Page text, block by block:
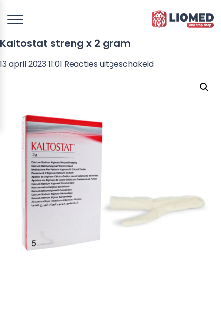
Kaltostat streng x 2 gram
13 april 2023 11:01 Reacties uitgeschakeldvoor